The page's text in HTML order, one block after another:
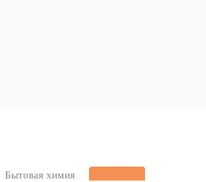
Бытовая химия